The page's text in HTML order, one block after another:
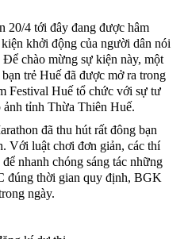
20/4 tới đây đang được hâm
khởi động của người dân nói
chào mừng sự kiện này, một
trẻ Huế đã được mở ra trong
Festival Huế tổ chức với sự tư
tỉnh Thừa Thiên Huế.
đã thu hút rất đông bạn
Với luật chơi đơn giản, các thí
nhanh chóng sáng tác những
đúng thời gian quy định, BGK
ngày.